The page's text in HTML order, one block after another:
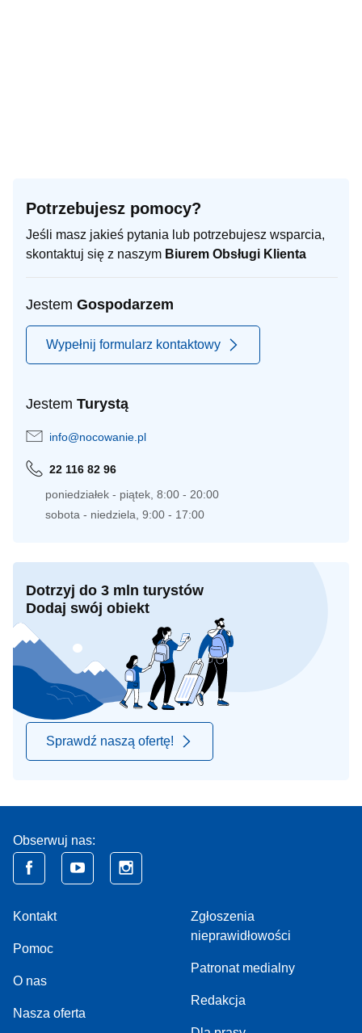
Potrzebujesz pomocy?
Jeśli masz jakieś pytania lub potrzebujesz wsparcia,
skontaktuj się z naszym Biurem Obsługi Klienta
Jestem Gospodarzem
Wypełnij formularz kontaktowy
Jestem Turystą
info@nocowanie.pl
22 116 82 96
poniedziałek - piątek, 8:00 - 20:00
sobota - niedziela, 9:00 - 17:00
Dotrzyj do 3 mln turystów
Dodaj swój obiekt
Sprawdź naszą ofertę!
Obserwuj nas:
Kontakt
Pomoc
O nas
Nasza oferta
Zgłoszenia
nieprawidłowości
Patronat medialny
Redakcja